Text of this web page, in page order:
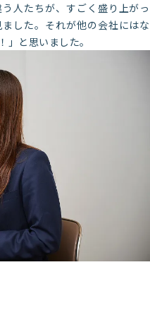
人たちが、すごく盛り上がっ
した。それが他の会社にはな
と思いました。